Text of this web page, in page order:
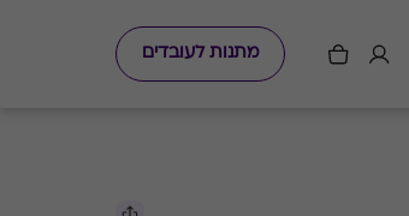
מתנות לעובדים